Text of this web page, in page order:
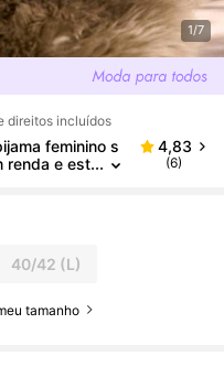
1/7
direitos incluídos
feminino s
renda e est
4,83
(6)
40/42 (L)
tamanho